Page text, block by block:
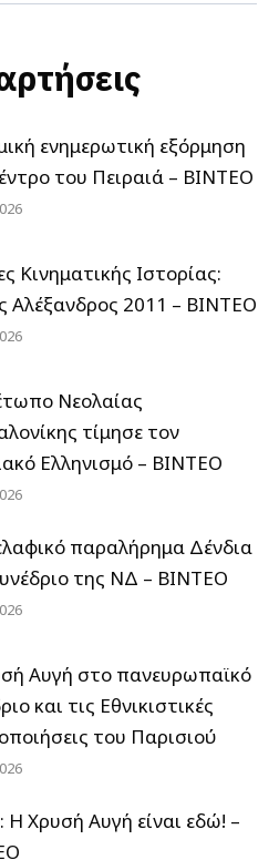
ενημερωτική εξόρμηση
του Πειραιά – ΒΙΝΤΕΟ
Κινηματικής Ιστορίας:
Αλέξανδρος 2011 – ΒΙΝΤΕΟ
Νεολαίας
τίμησε τον
Ελληνισμό – ΒΙΝΤΕΟ
παραλήρημα Δένδια
της ΝΔ – ΒΙΝΤΕΟ
Αυγή στο πανευρωπαϊκό
και τις Εθνικιστικές
του Παρισιού
Η Χρυσή Αυγή είναι εδώ! –